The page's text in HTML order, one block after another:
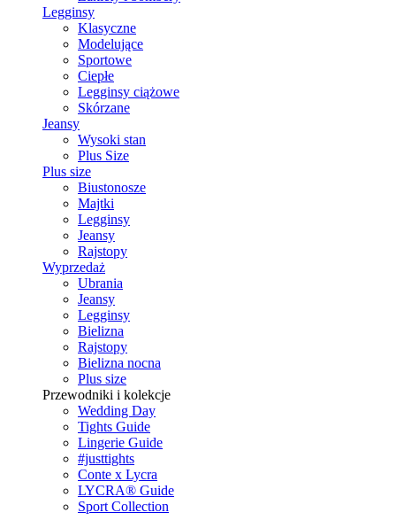
Legginsy
Klasyczne
Modelujące
Sportowe
Ciepłe
Legginsy ciążowe
Skórzane
Jeansy
Wysoki stan
Plus Size
Plus size
Biustonosze
Majtki
Legginsy
Jeansy
Rajstopy
Wyprzedaż
Ubrania
Jeansy
Legginsy
Bielizna
Rajstopy
Bielizna nocna
Plus size
Przewodniki i kolekcje
Wedding Day
Tights Guide
Lingerie Guide
#justtights
Conte x Lycra
LYCRA® Guide
Sport Сollection